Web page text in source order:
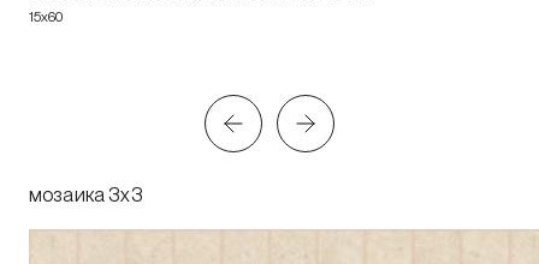
15x60
мозаика 3x3